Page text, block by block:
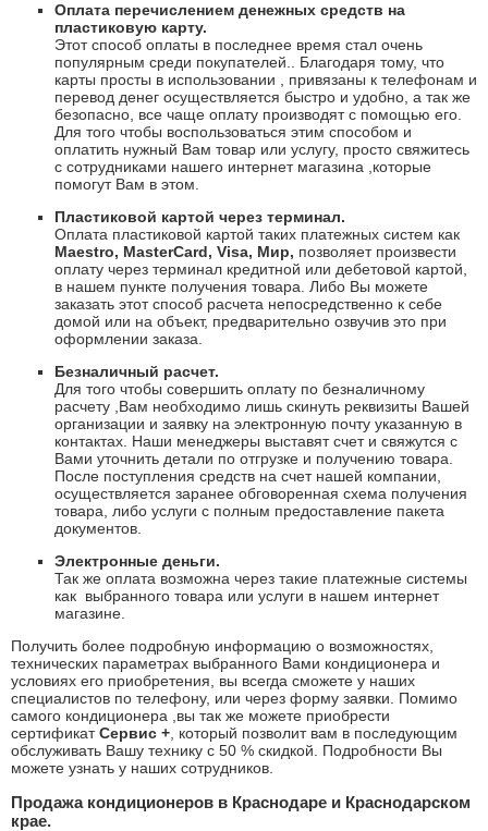
Оплата перечислением денежных средств на
пластиковую карту.
Этот способ оплаты в последнее время стал очень
популярным среди покупателей.. Благодаря тому, что
карты просты в использовании , привязаны к телефонам и
перевод денег осуществляется быстро и удобно, а так же
безопасно, все чаще оплату производят с помощью его.
Для того чтобы воспользоваться этим способом и
оплатить нужный Вам товар или услугу, просто свяжитесь
с сотрудниками нашего интернет магазина ,которые
помогут Вам в этом.
Пластиковой картой через терминал.
Оплата пластиковой картой таких платежных систем как
Maestro, MasterCard, Visa, Мир, позволяет произвести
оплату через терминал кредитной или дебетовой картой,
в нашем пункте получения товара. Либо Вы можете
заказать этот способ расчета непосредственно к себе
домой или на объект, предварительно озвучив это при
оформлении заказа.
Безналичный расчет.
Для того чтобы совершить оплату по безналичному
расчету ,Вам необходимо лишь скинуть реквизиты Вашей
организации и заявку на электронную почту указанную в
контактах. Наши менеджеры выставят счет и свяжутся с
Вами уточнить детали по отгрузке и получению товара.
После поступления средств на счет нашей компании,
осуществляется заранее обговоренная схема получения
товара, либо услуги с полным предоставление пакета
документов.
Электронные деньги.
Так же оплата возможна через такие платежные системы
как выбранного товара или услуги в нашем интернет
магазине.
Получить более подробную информацию о возможностях,
технических параметрах выбранного Вами кондиционера и
условиях его приобретения, вы всегда сможете у наших
специалистов по телефону, или через форму заявки. Помимо
самого кондиционера ,вы так же можете приобрести
сертификатСервис + , который позволит вам в последующим
обслуживать Вашу технику с 50 % скидкой. Подробности Вы
можете узнать у наших сотрудников.
Продажа кондиционеров в Краснодаре и Краснодарском
крае.